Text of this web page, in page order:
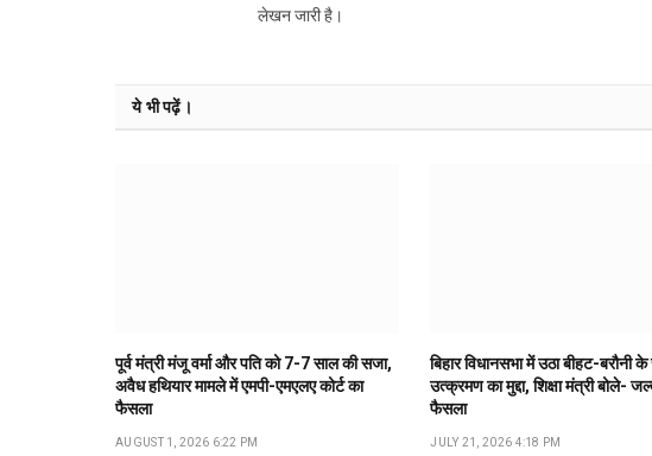
लेखन जारी है।
ये भी पढ़ें।
पूर्व मंत्री मंजू वर्मा और पति को 7-7 साल की सजा,
अवैध हथियार मामले में एमपी-एमएलए कोर्ट का
फैसला
AUGUST 1, 2026 6:22 PM
बिहार विधानसभा में उठा बीहट-बरौनी
उत्क्रमण का मुद्दा, शिक्षा मंत्री बोले-
फैसला
JULY 21, 2026 4:18 PM